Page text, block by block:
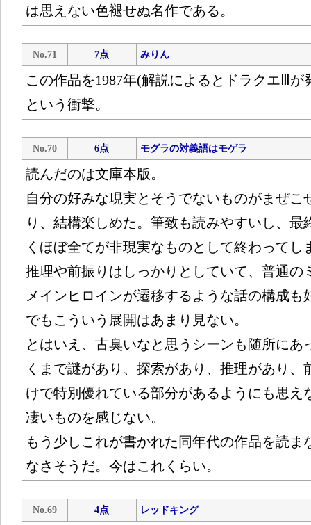
は思えない色褪せぬ名作である。
No.71 7点 みりん
この作品を1987年(解説によるとドラクエⅢ
という衝撃。
No.70 6点 モグラの対義語はモゲラ
読んだのは文庫本版。
自分の好みな現実とそうでないものがまぜこ
り、結構楽しめた。筆致も読みやすいし、最
くほぼ全てが非現実なものとして終わってし
推理や前振りはしっかりとしていて、普通の
メインヒロインが遷移するような話の構成も
でもこういう展開はあまり見ない。
とはいえ、古臭いなと思うシーンも随所にあ
くまで謎があり、探索があり、推理があり
けで特別優れている部分があるようにも思え
凄いものを感じない。
もう少しこれが書かれた同年代の作品を読ま
なさそうだ。今はこれくらい。
No.69 4点 レッドキング